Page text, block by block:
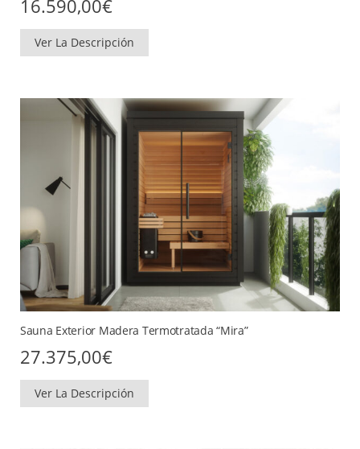
16.590,00€
Ver La Descripción
Sauna Exterior Madera Termotratada “Mira”
27.375,00€
Ver La Descripción